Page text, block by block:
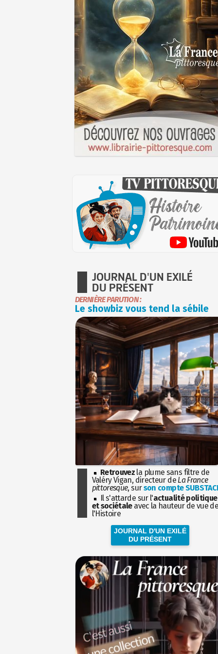
JOURNAL D'UN EXILÉ
DU PRÉSENT
DERNIÈRE PARUTION :
Le showbiz vous tend la sébile
Retrouvez la plume sans filtre de
Valéry Vigan, directeur de La France
pittoresque, surson compte
Il s'attarde sur l'actualité politique
et sociétaleavec la hauteur de vue
l'Histoire
JOURNAL D'UN EXILÉ
DU PRÉSENT